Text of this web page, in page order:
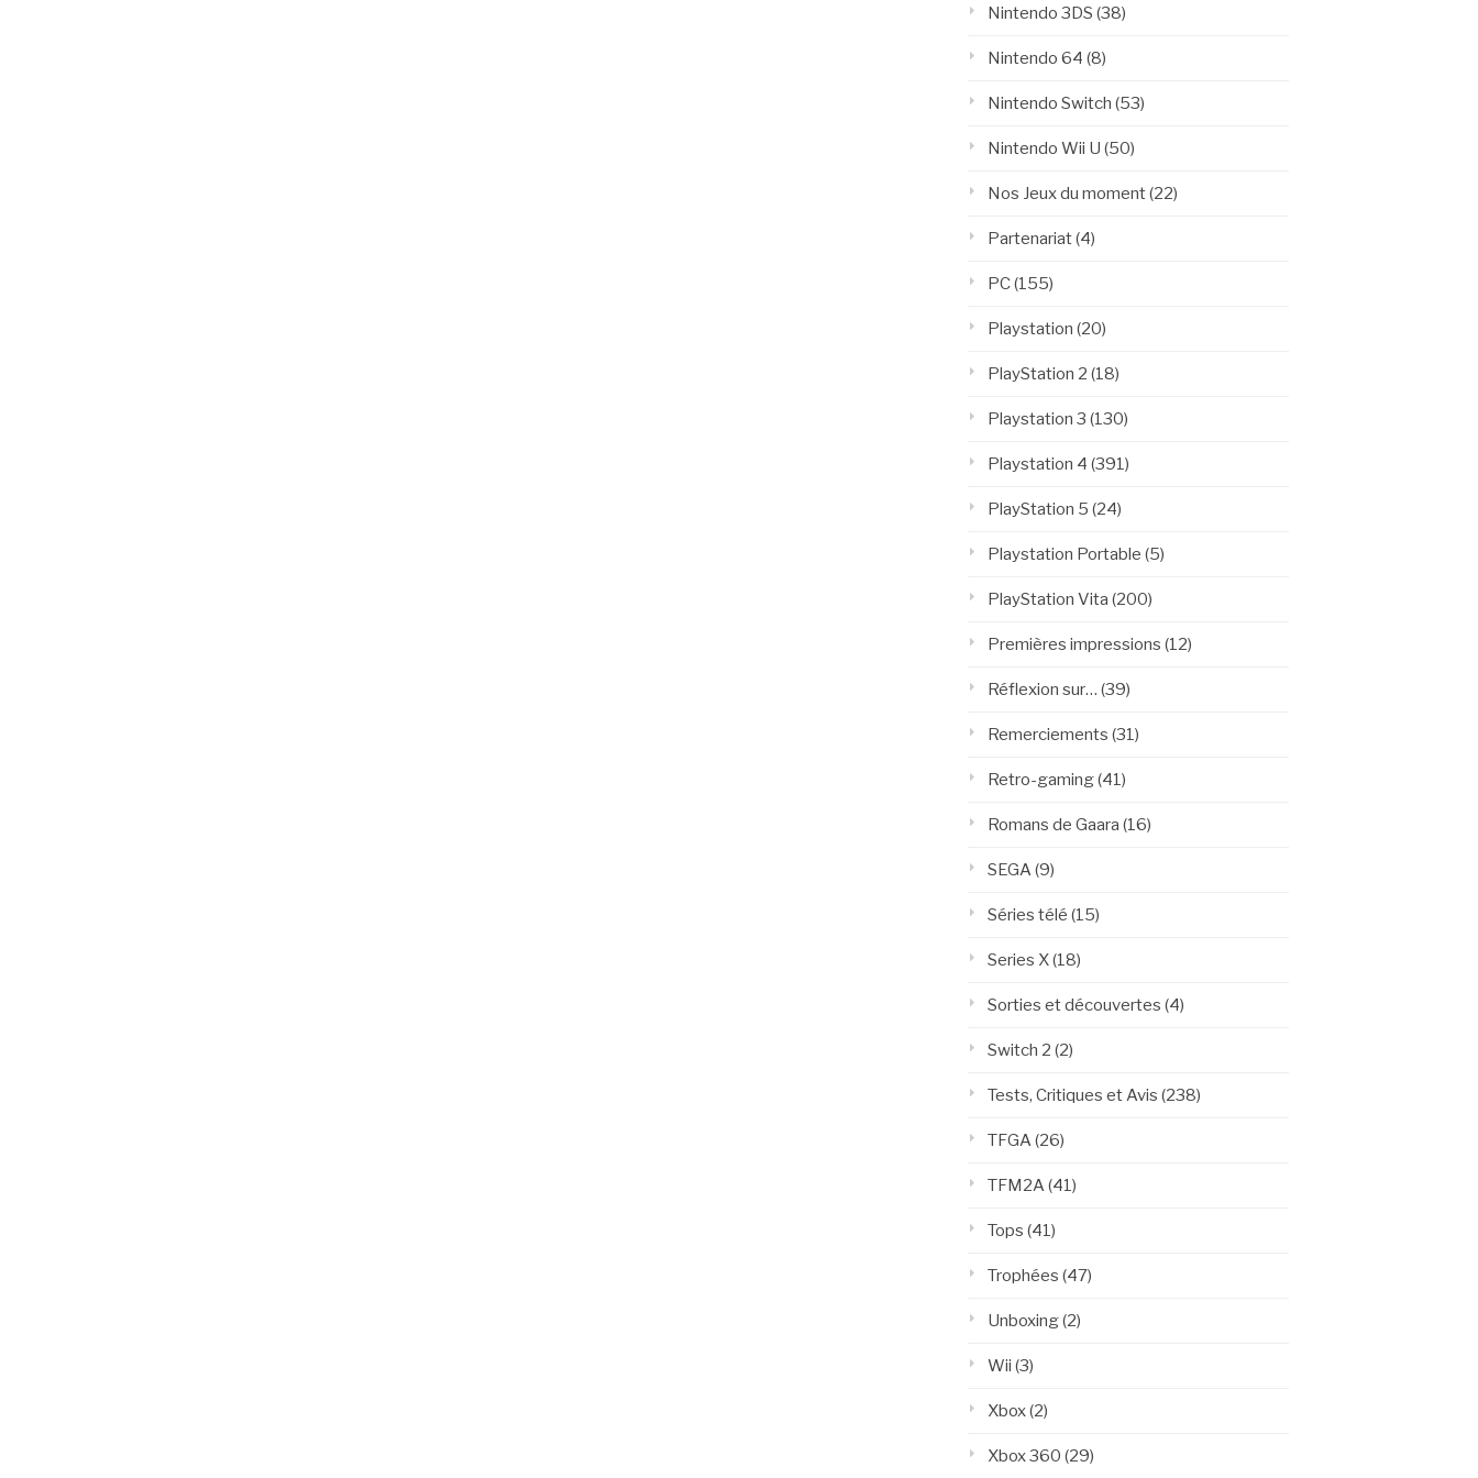
Nintendo 3DS (38)
Nintendo 64 (8)
Nintendo Switch (53)
Nintendo Wii U (50)
Nos Jeux du moment(22)
Partenariat(4)
PC(155)
Playstation (20)
PlayStation 2 (18)
Playstation 3 (130)
Playstation 4 (391)
PlayStation 5 (24)
Playstation Portable (5)
PlayStation Vita (200)
Premières impressions (12)
Réflexion sur… (39)
Remerciements (31)
Retro-gaming(41)
Romans de Gaara (16)
SEGA (9)
Séries télé (15)
Series X(18)
Sorties et découvertes (4)
Switch 2 (2)
Tests, Critiques et Avis (238)
TFGA (26)
TFM2A (41)
Tops (41)
Trophées (47)
Unboxing(2)
Wii (3)
Xbox(2)
Xbox 360 (29)